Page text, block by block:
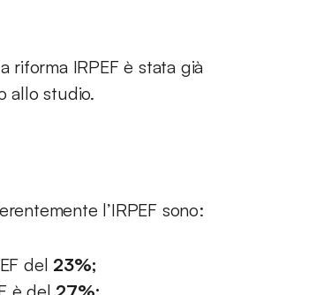
riforma IRPEF è stata già
allo studio.
l’IRPEF sono:
del 23%;